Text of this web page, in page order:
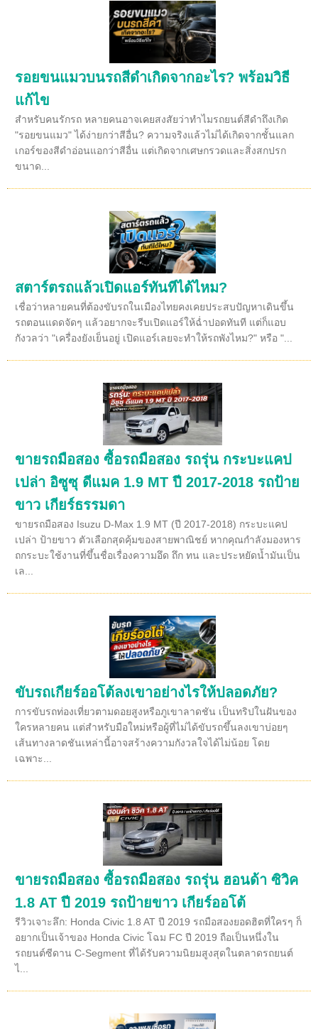
รอยขนแมวบนรถสีดำเกิดจากอะไร? พร้อมวิธี
แก้ไข
สำหรับคนรักรถ หลายคนอาจเคยสงสัยว่าทำไมรถยนต์สีดำถึงเกิด
"รอยขนแมว" ได้ง่ายกว่าสีอื่น? ความจริงแล้วไม่ได้เกิดจากชั้นแลก
เกอร์ของสีดำอ่อนแอกว่าสีอื่น แต่เกิดจากเศษกรวดและสิ่งสกปรก
ขนาด...
สตาร์ตรถแล้วเปิดแอร์ทันทีได้ไหม?
เชื่อว่าหลายคนที่ต้องขับรถในเมืองไทยคงเคยประสบปัญหาเดินขึ้น
รถตอนแดดจัดๆ แล้วอยากจะรีบเปิดแอร์ให้ฉ่ำปอดทันที แต่ก็แอบ
กังวลว่า "เครื่องยังเย็นอยู่ เปิดแอร์เลยจะทำให้รถพังไหม?" หรือ "...
ขายรถมือสอง ซื้อรถมือสอง รถรุ่น กระบะแคป
เปล่า อิซูซุ ดีแมค 1.9 MT ปี 2017-2018 รถป้าย
ขาว เกียร์ธรรมดา
ขายรถมือสอง Isuzu D-Max 1.9 MT (ปี 2017-2018) กระบะแคป
เปล่า ป้ายขาว ตัวเลือกสุดคุ้มของสายพาณิชย์ หากคุณกำลังมองหาร
ถกระบะใช้งานที่ขึ้นชื่อเรื่องความอึด ถึก ทน และประหยัดน้ำมันเป็น
เล...
ขับรถเกียร์ออโต้ลงเขาอย่างไรให้ปลอดภัย?
การขับรถท่องเที่ยวตามดอยสูงหรือภูเขาลาดชัน เป็นทริปในฝันของ
ใครหลายคน แต่สำหรับมือใหม่หรือผู้ที่ไม่ได้ขับรถขึ้นลงเขาบ่อยๆ
เส้นทางลาดชันเหล่านี้อาจสร้างความกังวลใจได้ไม่น้อย โดย
เฉพาะ...
ขายรถมือสอง ซื้อรถมือสอง รถรุ่น ฮอนด้า ซิวิค
1.8 AT ปี 2019 รถป้ายขาว เกียร์ออโต้
รีวิวเจาะลึก: Honda Civic 1.8 AT ปี 2019 รถมือสองยอดฮิตที่ใครๆ ก็
อยากเป็นเจ้าของ Honda Civic โฉม FC ปี 2019 ถือเป็นหนึ่งใน
รถยนต์ซีดาน C-Segment ที่ได้รับความนิยมสูงสุดในตลาดรถยนต์
ไ...